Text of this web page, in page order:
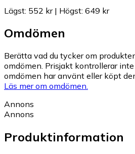
Lägst: 552 kr| Högst: 649 kr
Omdömen
Berätta vad du tycker om
omdömen. Prisjakt kontrollerar
omdömen har använt eller köpt
Läs mer om omdömen.
Annons
Annons
Produktinformation